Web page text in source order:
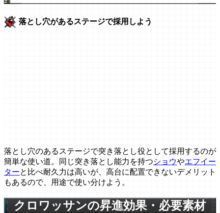
落とし穴があるステージで採用しよう
落とし穴のあるステージで突き落とし役として採用するのが
簡単な使い道。同じ突き落とし能力を持つショウやエフイー
ターと比べ耐久力は高いが、高台に配置できないデメリット
もあるので、用途で使い分けよう。
クロワッサンの昇進効果・必要素材